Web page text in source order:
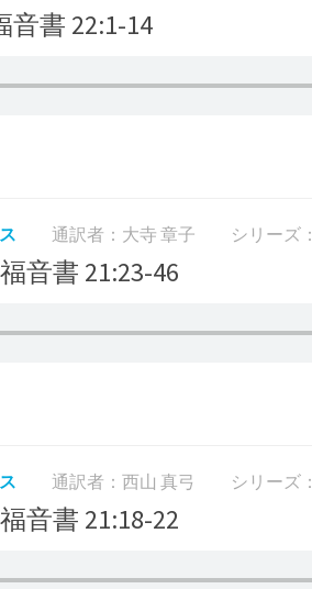
書 22:1-14
通訳者：大寺 章子 シリーズ：
音書 21:23-46
通訳者：西山 真弓 シリーズ：
音書 21:18-22